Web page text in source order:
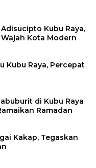
Kubu Raya,
Kota Modern
Kubu Raya, Percepat
di Kubu Raya
Ramadan
Kakap, Tegaskan